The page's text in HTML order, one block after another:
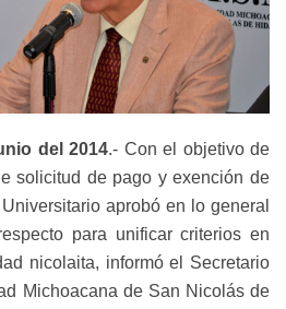
del 2014.- Con el objetivo de
solicitud de pago y exención de
aprobó en lo general
para unificar criterios en
nicolaita, informó el Secretario
Michoacana de San Nicolás de